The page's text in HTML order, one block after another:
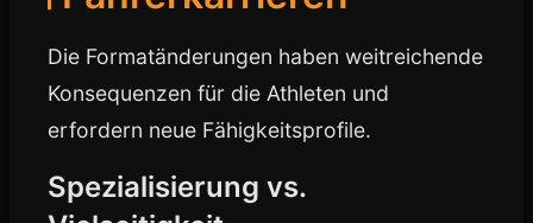
Die Formatänderungen haben weitreichende
Konsequenzen für die Athleten und
erfordern neue Fähigkeitsprofile.
Spezialisierung vs.